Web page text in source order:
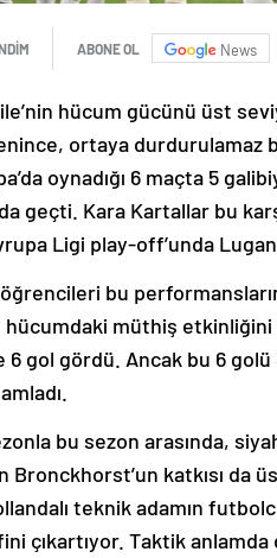
ABONE OL News
hücum gücünü üst
ortaya durdurulamaz
oynadığı 6 maçta 5
da geçti. Kara Kartallar bu
Ligi play-off’unda
bu
hücumdaki müthiş
gol gördü. Ancak bu 6
bu sezon arasında,
Bronckhorst’un katkısı da
teknik adamın
çıkartıyor. Taktik